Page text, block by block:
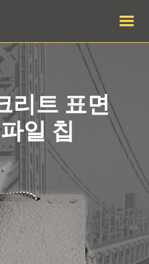
리트 표면
일 칩